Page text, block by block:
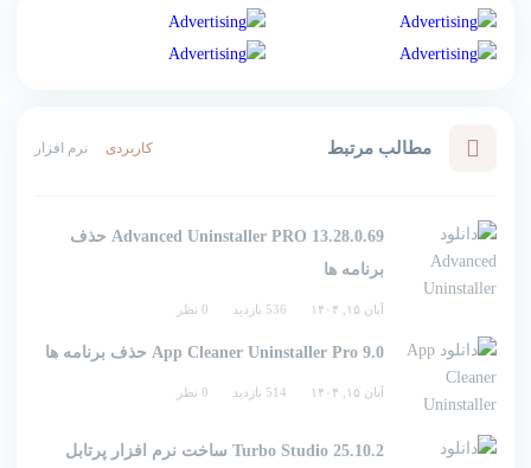
مطالب مرتبط کاربردی نرم افزار
Advanced Uninstaller PRO 13.28.0.69 حذف
برنامه ها
آبان ۱۵, ۱۴۰۴ 536 بازدید 0 نظر
App Cleaner Uninstaller Pro 9.0 حذف برنامه ها
آبان ۱۵, ۱۴۰۴ 514 بازدید 0 نظر
Turbo Studio 25.10.2 ساخت نرم افزار پرتابل